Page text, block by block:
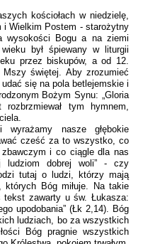
kościołach w niedzielę,
i Wielkim Postem - starożytny
wysokości Bogu a na ziemi
był śpiewany w liturgii
przez biskupów, a od 12.
Mszy świętej. Aby zrozumieć
się na pola betlejemskie i
Bożym Synu: „Gloria
tym hymnem,
nasze głębokie
cześć za to wszystko, co
zbawczym i co ciągle dla nas
ludziom dobrej woli” - czy
tutaj o ludzi, którzy mają
których Bóg miłuje. Na takie
tekst zawarty u św. Łukasza:
upodobania” (Łk 2,14). Bóg
ludziach, bo za wszystkich
Bóg pragnie wszystkich